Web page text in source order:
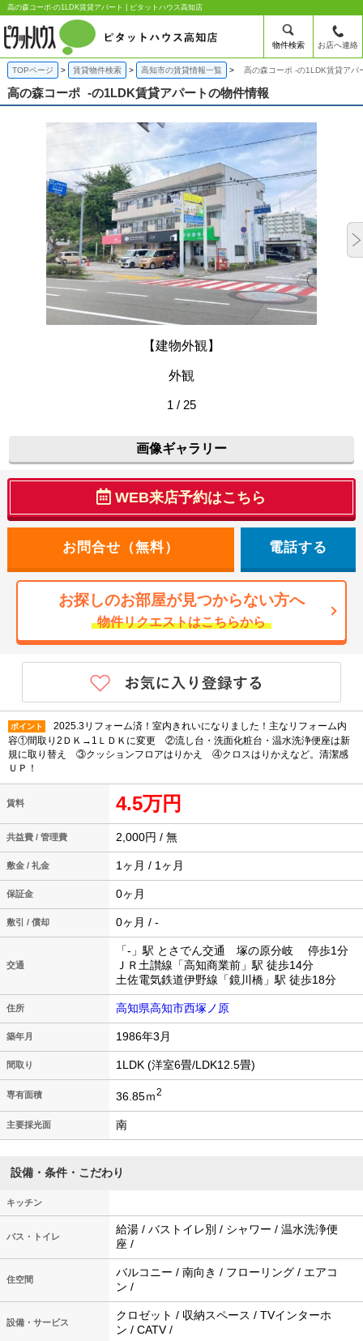
高の森コーポ-の1LDK賃貸アパート | ピタットハウス高知店
物件検索 お店へ連絡
TOPページ 賃貸物件検索 高知市の賃貸情報一覧 高の森コーポ -の1LDK賃貸アパ
高の森コーポ -の1LDK賃貸アパートの物件情報
【建物外観】
外観
1 / 25
画像ギャラリー
WEB来店予約はこちら
電話する
お探しのお部屋が見つからない方へ
物件リクエストはこちらから
ポイント
2025.3リフォーム済！室内きれいになりました！主なリフォーム内
容①間取り2ＤＫ→1ＬＤＫに変更 ②流し台・洗面化粧台・温水洗浄便座は新
規に取り替え ③クッションフロアはりかえ ④クロスはりかえなど。清潔感
ＵＰ！
賃料 4.5万円
共益費 / 管理費 2,000円 / 無
敷金 / 礼金 1ヶ月 / 1ヶ月
保証金 0ヶ月
敷引 / 償却 0ヶ月 / -
交通
「-」駅 とさでん交通 塚の原分岐 停歩1分
ＪＲ土讃線「高知商業前」駅 徒歩14分
土佐電気鉄道伊野線「鏡川橋」駅 徒歩18分
住所 高知県高知市西塚ノ原
築年月 1986年3月
間取り 1LDK (洋室6畳/LDK12.5畳)
専有面積 36.85ｍ2
主要採光面 南
設備・条件・こだわり
キッチン
バス・トイレ
給湯 / バストイレ別 / シャワー / 温水洗浄便
座 /
住空間
バルコニー / 南向き / フローリング / エアコ
ン /
設備・サービス
クロゼット / 収納スペース / TVインターホ
ン / CATV /